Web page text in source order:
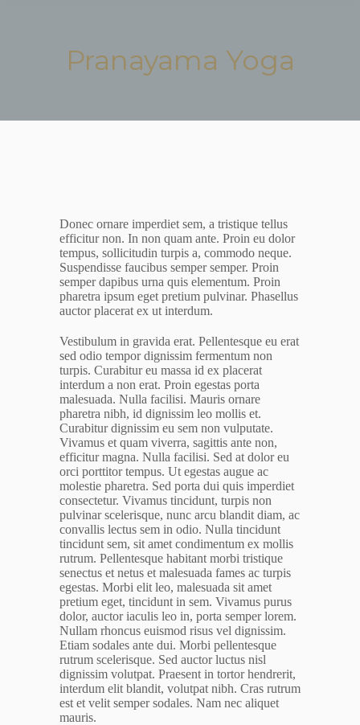
Pranayama Yoga
Donec ornare imperdiet sem, a tristique tellus
efficitur non. In non quam ante. Proin eu dolor
tempus, sollicitudin turpis a, commodo neque.
Suspendisse faucibus semper semper. Proin
semper dapibus urna quis elementum. Proin
pharetra ipsum eget pretium pulvinar. Phasellus
auctor placerat ex ut interdum.
Vestibulum in gravida erat. Pellentesque eu erat
sed odio tempor dignissim fermentum non
turpis. Curabitur eu massa id ex placerat
interdum a non erat. Proin egestas porta
malesuada. Nulla facilisi. Mauris ornare
pharetra nibh, id dignissim leo mollis et.
Curabitur dignissim eu sem non vulputate.
Vivamus et quam viverra, sagittis ante non,
efficitur magna. Nulla facilisi. Sed at dolor eu
orci porttitor tempus. Ut egestas augue ac
molestie pharetra. Sed porta dui quis imperdiet
consectetur. Vivamus tincidunt, turpis non
pulvinar scelerisque, nunc arcu blandit diam, ac
convallis lectus sem in odio. Nulla tincidunt
tincidunt sem, sit amet condimentum ex mollis
rutrum. Pellentesque habitant morbi tristique
senectus et netus et malesuada fames ac turpis
egestas. Morbi elit leo, malesuada sit amet
pretium eget, tincidunt in sem. Vivamus purus
dolor, auctor iaculis leo in, porta semper lorem.
Nullam rhoncus euismod risus vel dignissim.
Etiam sodales ante dui. Morbi pellentesque
rutrum scelerisque. Sed auctor luctus nisl
dignissim volutpat. Praesent in tortor hendrerit,
interdum elit blandit, volutpat nibh. Cras rutrum
est et velit semper sodales. Nam nec aliquet
mauris.